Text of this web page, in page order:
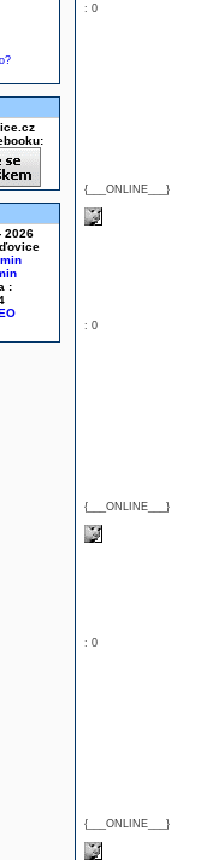
2026
:
: 0
{___ONLINE___}
: 0
{___ONLINE___}
: 0
{___ONLINE___}